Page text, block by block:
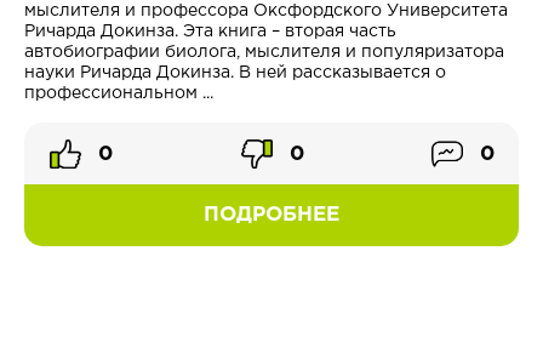
мыслителя и профессора Оксфордского Университета
Ричарда Докинза. Эта книга – вторая часть
автобиографии биолога, мыслителя и популяризатора
науки Ричарда Докинза. В ней рассказывается о
профессиональном ...
ПОДРОБНЕЕ
0 0 0